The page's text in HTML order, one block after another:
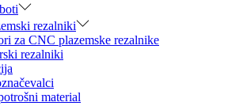
rezalniki
za CNC plazemske rezalnike
rezalniki
material